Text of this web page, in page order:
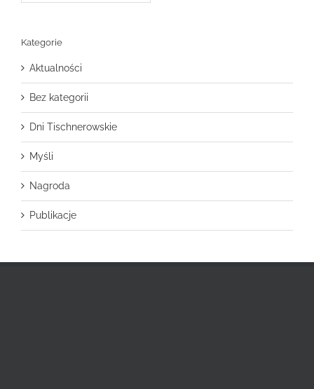
Kategorie
Aktualności
Bez kategorii
Dni Tischnerowskie
Myśli
Nagroda
Publikacje